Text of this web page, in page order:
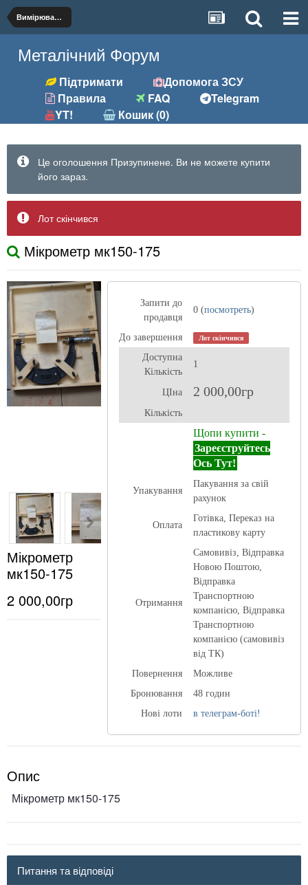
Вимірювальний інструмент
Металічний Форум
Підтримати
Допомога ЗСУ
Правила
FAQ
Telegram
YT!
Кошик (0)
Це оголошення Призупинене. Ви не можете купити
його зараз.
Лот скінчився
Мікрометр мк150-175
Мікрометр
мк150-175
2 000,00гр
Запити до
продавця
0 (посмотреть)
До завершення Лот скінчився
Доступна
Кількість
1
ЦІна 2 000,00гр
Кількість
Щопи купити -
Зареєструйтесь
Ось Тут!
Упакування
Пакування за свій
рахунок
Оплата
Готівка, Переказ на
пластикову карту
Отримання
Самовивіз, Відправка
Новою Поштою,
Відправка
Транспортною
компанією, Відправка
Транспортною
компанією (самовивіз
від ТК)
Повернення
Можливе
Бронювання
48 годин
Нові лоти
в телеграм-боті!
Опис
Мікрометр мк150-175
Питання та відповіді